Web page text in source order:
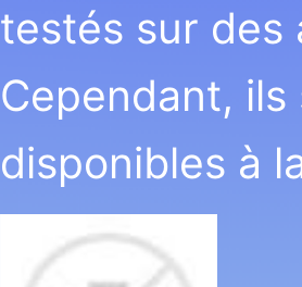
testés sur des
Cependant,
disponibles à